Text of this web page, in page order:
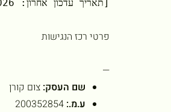
[תאריך עדכון אחרון: 11/05/2026]
פרטי רכז הנגישות
—
שם העסק: צום קורן
ע.מ.: